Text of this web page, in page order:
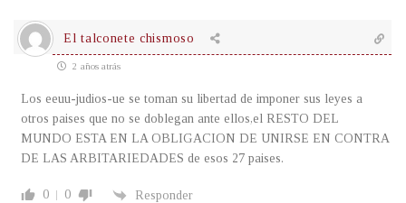
El talconete chismoso
2 años atrás
Los eeuu-judios-ue se toman su libertad de imponer sus leyes a
otros paises que no se doblegan ante ellos,el RESTO DEL
MUNDO ESTA EN LA OBLIGACION DE UNIRSE EN CONTRA
DE LAS ARBITARIEDADES de esos 27 paises.
0 0 Responder